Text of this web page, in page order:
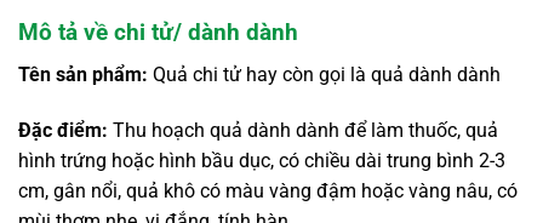
Mô tả về chi tử/ dành dành
Tên sản phẩm: Quả chi tử hay còn gọi là quả dành dành
Đặc điểm: Thu hoạch quả dành dành để làm thuốc, quả
hình trứng hoặc hình bầu dục, có chiều dài trung bình 2-3
cm, gân nổi, quả khô có màu vàng đậm hoặc vàng nâu, có